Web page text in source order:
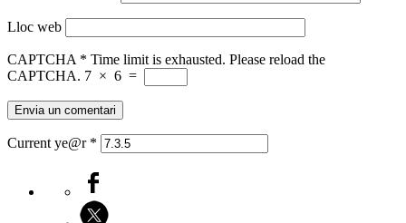
Lloc web
CAPTCHA * Time limit is exhausted. Please reload the
CAPTCHA. 7 × 6 =
Current ye@r *